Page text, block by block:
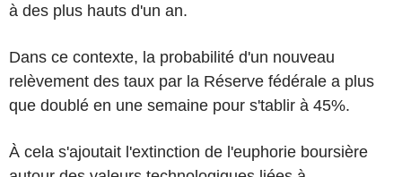
à des plus hauts d'un an.
Dans ce contexte, la probabilité d'un nouveau
relèvement des taux par la Réserve fédérale a plus
que doublé en une semaine pour s'tablir à 45%.
À cela s'ajoutait l'extinction de l'euphorie boursière